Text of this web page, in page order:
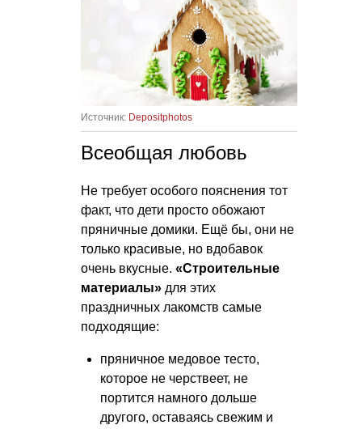
Источник: Depositphotos
Всеобщая любовь
Не требует особого пояснения тот
факт, что дети просто обожают
пряничные домики. Ещё бы, они не
только красивые, но вдобавок
очень вкусные. «Строительные
материалы» для этих
праздничных лакомств самые
подходящие:
пряничное медовое тесто,
которое не черствеет, не
портится намного дольше
другого, оставаясь свежим и